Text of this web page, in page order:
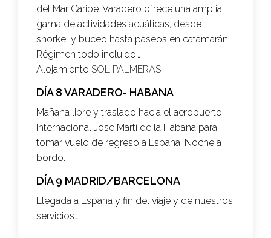
del Mar Caribe. Varadero ofrece una amplia
gama de actividades acuáticas, desde
snorkel y buceo hasta paseos en catamarán.
Régimen todo incluido…
Alojamiento SOL PALMERAS
DÍA 8 VARADERO- HABANA
Mañana libre y traslado hacia el aeropuerto
Internacional Jose Martí de la Habana para
tomar vuelo de regreso a España. Noche a
bordo.
DÍA 9 MADRID/BARCELONA
Llegada a España y fin del viaje y de nuestros
servicios…